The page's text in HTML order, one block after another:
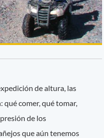
de altura, las
qué comer, qué tomar,
de los
que aún tenemos